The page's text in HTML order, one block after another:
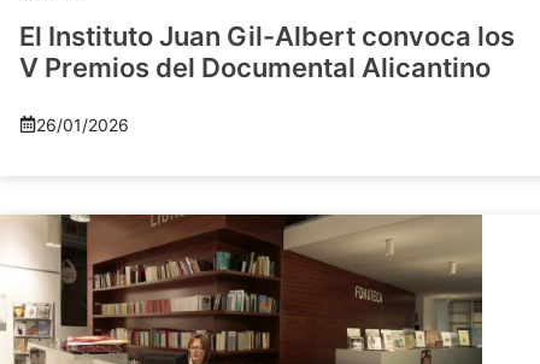
El Instituto Juan Gil-Albert convoca los
V Premios del Documental Alicantino
26/01/2026